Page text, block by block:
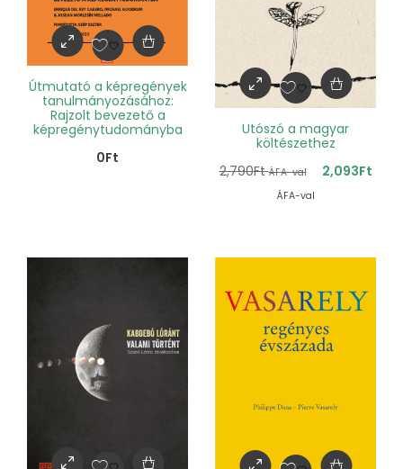
Útmutató a képregények
tanulmányozásához:
Rajzolt bevezető a
képregénytudományba
0Ft
Utószó a magyar
költészethez
2,790Ft ÁFA-val 2,093Ft
ÁFA-val